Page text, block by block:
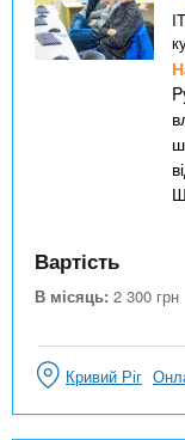
Вартість
В місяць: 2 300 грн
Кривий Ріг